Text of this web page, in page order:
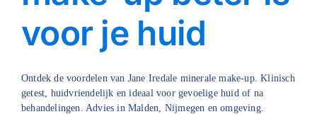
voor je huid
Ontdek de voordelen van Jane Iredale minerale make-up. Klinisch
getest, huidvriendelijk en ideaal voor gevoelige huid of na
behandelingen. Advies in Malden, Nijmegen en omgeving.